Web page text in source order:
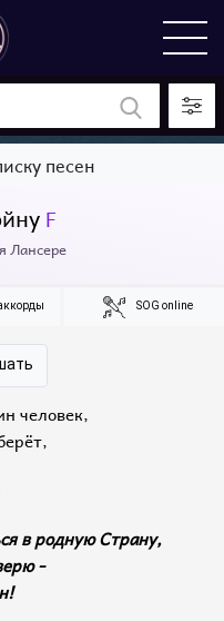
песен
F
Лансере
SOG online
человек,
в родную Страну,
-